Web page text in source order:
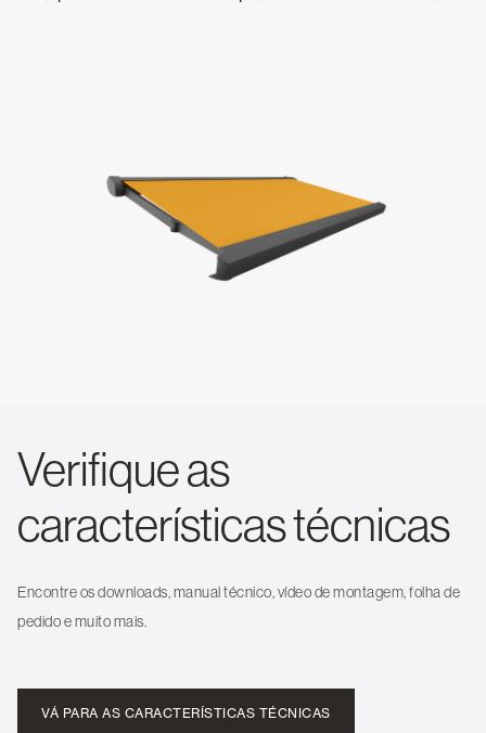
Verifique as
características técnicas
Encontre os downloads, manual técnico, vídeo de montagem, folha de
pedido e muito mais.
VÁ PARA AS CARACTERÍSTICAS TÉCNICAS